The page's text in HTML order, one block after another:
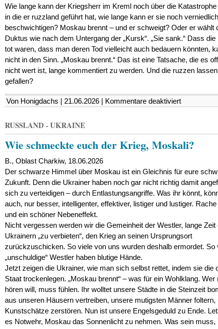
Wie lange kann der Kriegsherr im Kreml noch über die
in die er ruzzland geführt hat, wie lange kann er sie noch
beschwichtigen? Moskau brennt – und er schweigt? Oder er wählt
Duktus wie nach dem Untergang der „Kursk“. „Sie sank.“ Dass
tot waren, dass man deren Tod vielleicht auch bedauern könnten,
nicht in den Sinn. „Moskau brennt.“ Das ist eine Tatsache, die es
nicht wert ist, lange kommentiert zu werden. Und die ruzzen
gefallen?
Von Honigdachs | 21.06.2026 | Kommentare deaktiviertfür
Drohnen
RUSSLAND - UKRAINE
Wie schmeckte euch der Krieg, Moskali?
B., Oblast Charkiw, 18.06.2026
Der schwarze Himmel über Moskau ist ein Gleichnis für eure
Zukunft. Denn die Ukrainer haben noch gar nicht richtig damit
sich zu verteidigen – durch Entlastungsangriffe. Was ihr könnt,
auch, nur besser, intelligenter, effektiver, listiger und lustiger.
und ein schöner Nebeneffekt.
Nicht vergessen werden wir die Gemeinheit der Westler, lange Zeit
Ukrainern „zu verbieten“, den Krieg an seinen Ursprungsort
zurückzuschicken. So viele von uns wurden deshalb ermordet. So
„unschuldige“ Westler haben blutige Hände.
Jetzt zeigen die Ukrainer, wie man sich selbst rettet, indem sie die
Staat trockenlegen. „Moskau brennt“ – was für ein Wohlklang. Wer
hören will, muss fühlen. Ihr wolltet unsere Städte in die Steinzeit
aus unseren Häusern vertreiben, unsere mutigsten Männer foltern,
Kunstschätze zerstören. Nun ist unsere Engelsgeduld zu Ende.
es Notwehr, Moskau das Sonnenlicht zu nehmen. Was sein muss,